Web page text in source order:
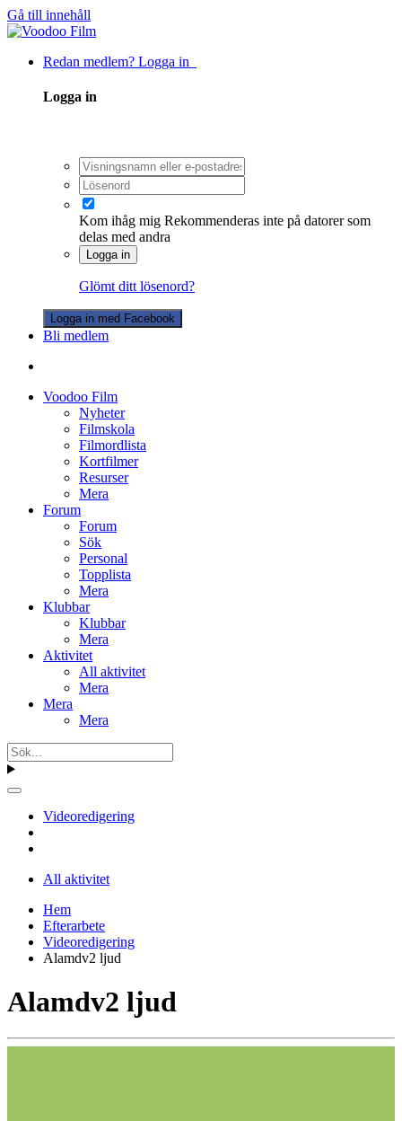
Gå till innehåll
Redan medlem? Logga in
Logga in
Kom ihåg mig Rekommenderas inte på datorer som
delas med andra
Logga in
Glömt ditt lösenord?
Logga in med Facebook
Bli medlem
Voodoo Film
Nyheter
Filmskola
Filmordlista
Kortfilmer
Resurser
Mera
Forum
Forum
Sök
Personal
Topplista
Mera
Klubbar
Klubbar
Mera
Aktivitet
All aktivitet
Mera
Mera
Mera
Videoredigering
All aktivitet
Hem
Efterarbete
Videoredigering
Alamdv2 ljud
Alamdv2 ljud